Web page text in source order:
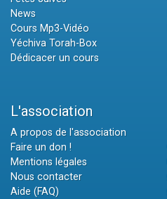
News
Cours Mp3-Vidéo
Yéchiva Torah-Box
Dédicacer un cours
L'association
A propos de l'association
Faire un don !
Mentions légales
Nous contacter
Aide (FAQ)